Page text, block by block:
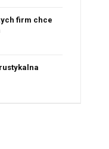
firm chce